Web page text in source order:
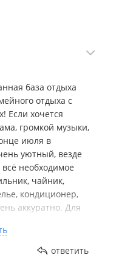
база отдыха
отдыха с
Если хочется
громкой музыки,
июля в
уютный, везде
необходимое
чайник,
кондиционер,
аккуратно. Для
хозяин базы очень
отзывчивые люди!
вашу аккуратность
ответить